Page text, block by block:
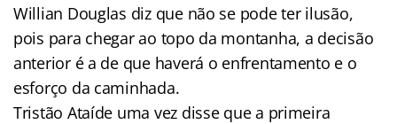
Willian Douglas diz que não se pode ter ilusão,
pois para chegar ao topo da montanha, a decisão
anterior é a de que haverá o enfrentamento e o
esforço da caminhada.
Tristão Ataíde uma vez disse que a primeira